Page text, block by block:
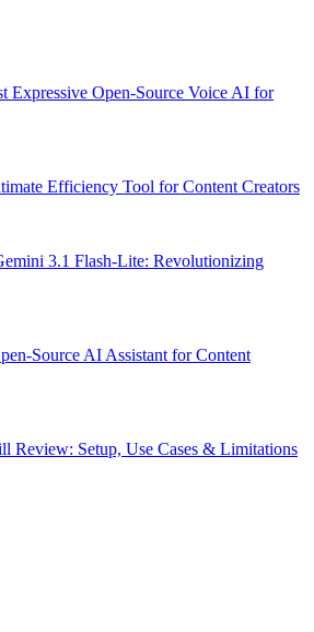
Expressive Open-Source Voice AI for
Efficiency Tool for Content Creators
3.1 Flash-Lite: Revolutionizing
Source AI Assistant for Content
Review: Setup, Use Cases & Limitations